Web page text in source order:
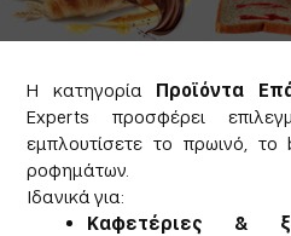
Η κατηγορία Προϊόντα
Experts προσφέρει
εμπλουτίσετε το πρωινό,
ροφημάτων.
Ιδανικά για:
Καφετέριες &